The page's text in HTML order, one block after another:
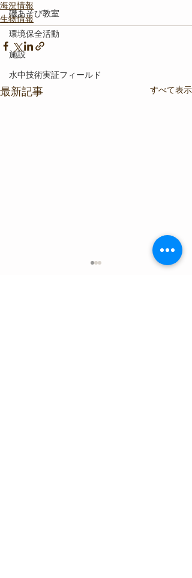
磯あそび教室
環境保全活動
施設
水中技術実証フィールド
海況情報
生物情報
最新記事 すべて表示